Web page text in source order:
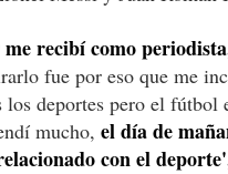
me recibí como
fue por eso que me
los deportes pero el
mucho, el día de
con el